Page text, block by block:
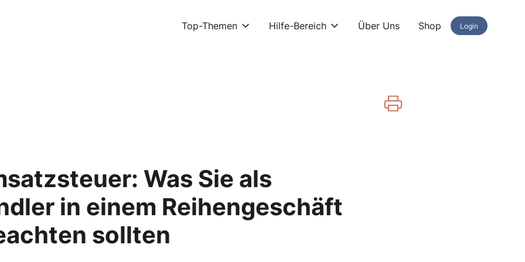
Top-Themen Hilfe-Bereich Über Uns Shop Login
Was Sie als
in einem Reihengeschäft
sollten